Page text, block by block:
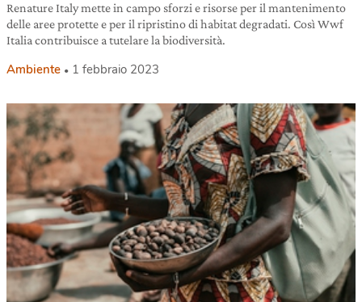
Renature Italy mette in campo sforzi e risorse per il mantenimento
delle aree protette e per il ripristino di habitat degradati. Così Wwf
Italia contribuisce a tutelare la biodiversità.
Ambiente 1 febbraio 2023